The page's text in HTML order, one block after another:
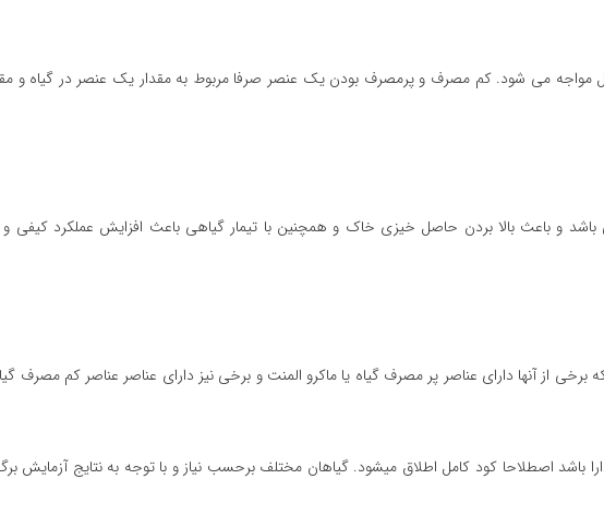
مواجه می شود. کم مصرف و پرمصرف بودن یک عنصر صرفا مربوط به مقدار یک عنصر در گیاه و
باشد و باعث بالا بردن حاصل خیزی خاک و همچنین با تیمار گیاهی باعث افزایش عملکرد کیفی
از آنها دارای عناصر پر مصرف گیاه یا ماکرو المنت و برخی نیز دارای عناصر عناصر کم مصرف
باشد اصطلاحا کود کامل اطلاق میشود. گیاهان مختلف برحسب نیاز و با توجه به نتایج آزمایش